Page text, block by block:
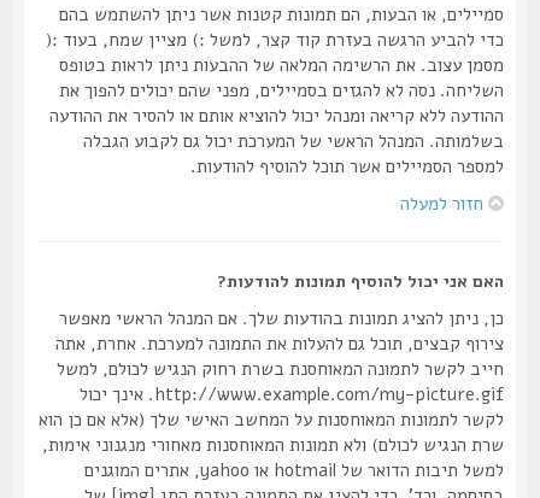
סמיילים, או הבעות, הם תמונות קטנות אשר ניתן להשתמש בהם
כדי להביע הרגשה בעזרת קוד קצר, למשל :) מציין שמח, בעוד :(
מסמן עצוב. את הרשימה המלאה של ההבעות ניתן לראות בטופס
השליחה. נסה לא להגזים בסמיילים, מפני שהם יכולים להפוך את
ההודעה ללא קריאה ומנהל יכול להוציא אותם או להסיר את ההודעה
בשלמותה. המנהל הראשי של המערכת יכול גם לקבוע הגבלה
למספר הסמיילים אשר תוכל להוסיף להודעות.
חזור למעלה
האם אני יכול להוסיף תמונות להודעות?
כן, ניתן להציג תמונות בהודעות שלך. אם המנהל הראשי מאפשר
צירוף קבצים, תוכל גם להעלות את התמונה למערכת. אחרת, אתה
חייב לקשר לתמונה המאוחסנת בשרת רחוק הנגיש לכולם, למשל
http://www.example.com/my-picture.gif. אינך יכול
לקשר לתמונות המאוחסנות על המחשב האישי שלך (אלא אם כן הוא
שרת הנגיש לכולם) ולא תמונות המאוחסנות מאחורי מנגנוני אימות,
למשל תיבות הדואר של hotmail או yahoo, אתרים המוגנים